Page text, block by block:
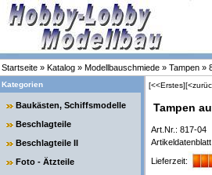
Startseite » Katalog » Modellbauschmiede » Tampen »
Kategorien
Baukästen, Schiffsmodelle
Beschlagteile
Beschlagteile II
Foto - Ätzteile
[<<Erstes]
Tampen
Art.Nr.: 817-04
Lieferzeit: